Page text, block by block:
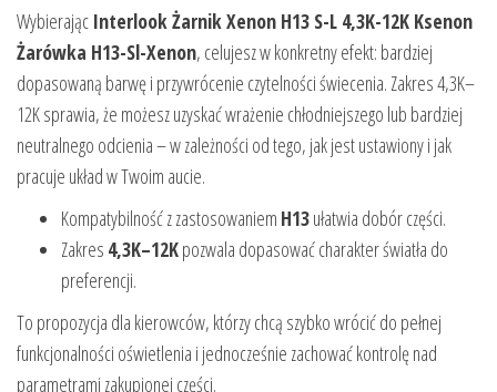
Wybierając Interlook Żarnik Xenon H13 S-L 4,3K-12K Ksenon
Żarówka H13-Sl-Xenon, celujesz w konkretny efekt: bardziej
dopasowaną barwę i przywrócenie czytelności świecenia. Zakres 4,3K–
12K sprawia, że możesz uzyskać wrażenie chłodniejszego lub bardziej
neutralnego odcienia – w zależności od tego, jak jest ustawiony i jak
pracuje układ w Twoim aucie.
Kompatybilność z zastosowaniem H13ułatwia dobór części.
Zakres 4,3K–12Kpozwala dopasować charakter światła do
preferencji.
To propozycja dla kierowców, którzy chcą szybko wrócić do pełnej
funkcjonalności oświetlenia i jednocześnie zachować kontrolę nad
parametrami zakupionej części.